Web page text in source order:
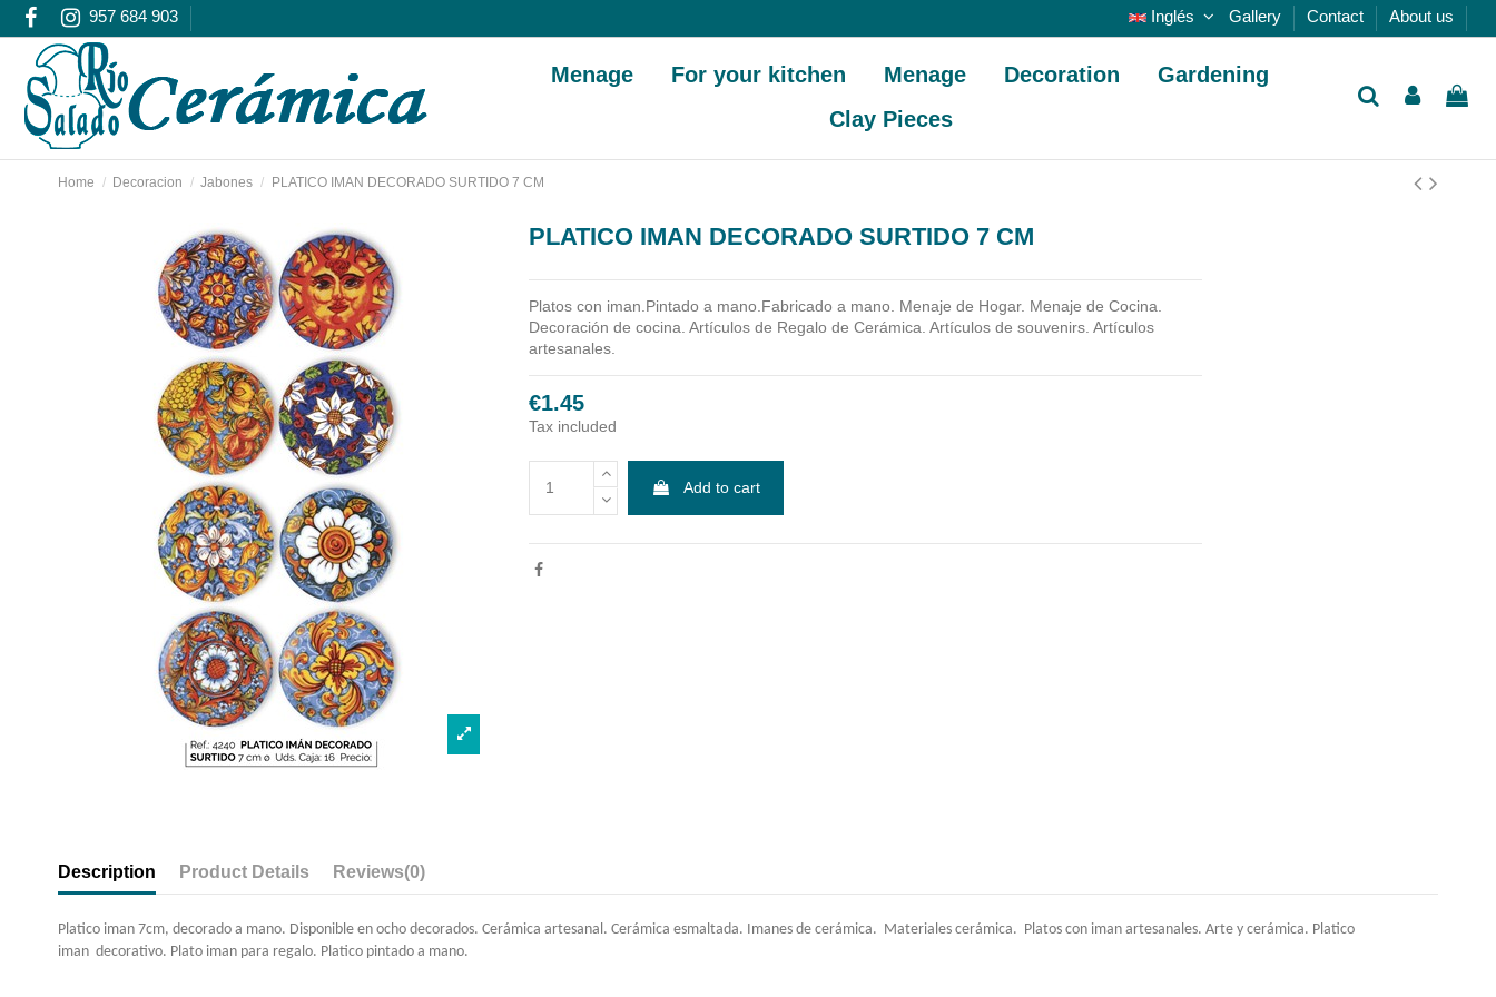
957 684 903 Inglés Gallery Contact About us
Menage For your kitchen Menage Decoration
Gardening
Clay Pieces
Home Decoracion Jabones PLATICO IMAN DECORADO SURTIDO 7 CM
PLATICO IMAN DECORADO SURTIDO 7 CM
Platos con iman.Pintado a mano.Fabricado a mano.
Menaje de Hogar. Menaje de Cocina.
Decoración de cocina. Artículos de Regalo de Cerámica. Artículos de souvenirs. Artículos
artesanales.
€1.45
Tax included
Add to cart
Description Product Details Reviews(0)
Platico iman 7cm, decorado a mano. Disponible en ocho decorados. Cerámica artesanal. Cerámica esmaltada. Imanes de cerámica. Materiales cerámica. Platos con iman artesanales. Arte y cerámica. Platico
iman decorativo. Plato iman para regalo. Platico pintado a mano.